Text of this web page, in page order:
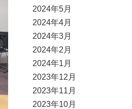
2024年5月
2024年4月
2024年3月
2024年2月
2024年1月
2023年12月
2023年11月
2023年10月